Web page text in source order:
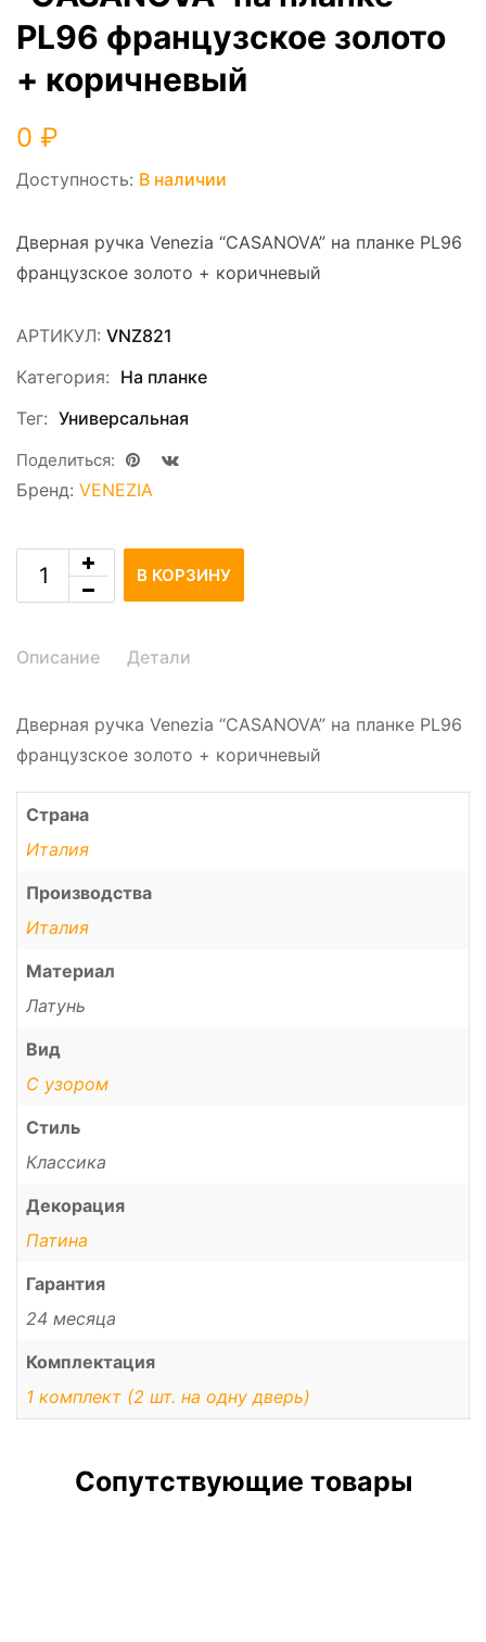
PL96 французское золото
+ коричневый
0 ₽
Доступность: В наличии
Дверная ручка Venezia “CASANOVA” на планке PL96
французское золото + коричневый
АРТИКУЛ: VNZ821
Категория: На планке
Тег: Универсальная
Поделиться:
Бренд: VENEZIA
В КОРЗИНУ
Описание Детали
Дверная ручка Venezia “CASANOVA” на планке PL96
французское золото + коричневый
Страна
Италия
Производства
Италия
Материал
Латунь
Вид
С узором
Стиль
Классика
Декорация
Патина
Гарантия
24 месяца
Комплектация
1 комплект (2 шт. на одну дверь)
Сопутствующие товары